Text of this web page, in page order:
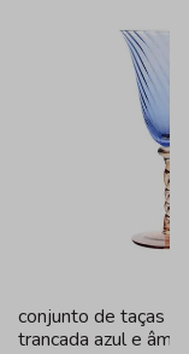
conjunto de taças
trancada azul e